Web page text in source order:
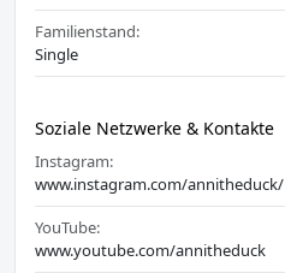
Familienstand:
Single
Soziale Netzwerke & Kontakte
Instagram:
www.instagram.com/annitheduck/
YouTube:
www.youtube.com/annitheduck